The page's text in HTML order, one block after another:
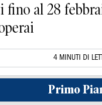
fino al 28
4 MINUTI DI
Primo